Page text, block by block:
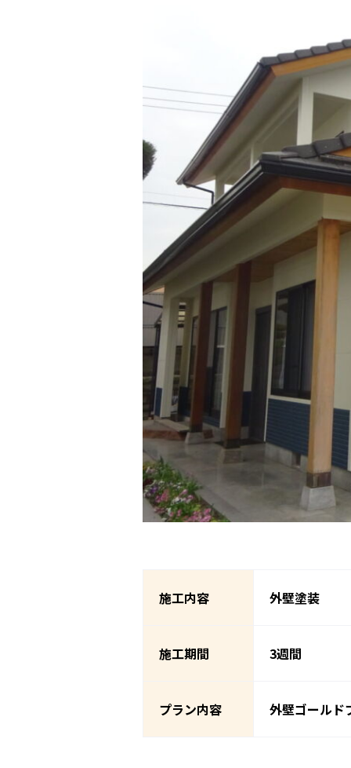
施工内容 外壁塗装
施工期間 3週間
プラン内容 外壁ゴールド